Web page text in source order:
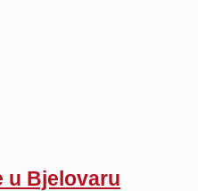
u Bjelovaru